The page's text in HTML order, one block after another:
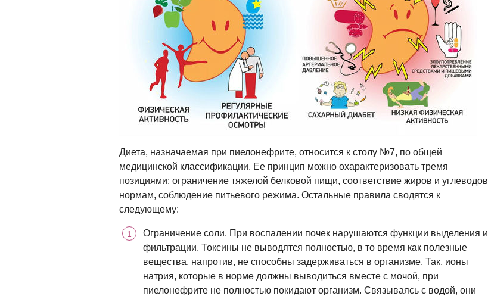
Диета, назначаемая при пиелонефрите, относится к столу №7, по общей
медицинской классификации. Ее принцип можно охарактеризовать тремя
позициями: ограничение тяжелой белковой пищи, соответствие жиров и углеводов
нормам, соблюдение питьевого режима. Остальные правила сводятся к
следующему:
Ограничение соли. При воспалении почек нарушаются функции выделения и
фильтрации. Токсины не выводятся полностью, в то время как полезные
вещества, напротив, не способны задерживаться в организме. Так, ионы
натрия, которые в норме должны выводиться вместе с мочой, при
пиелонефрите не полностью покидают организм. Связываясь с водой, они